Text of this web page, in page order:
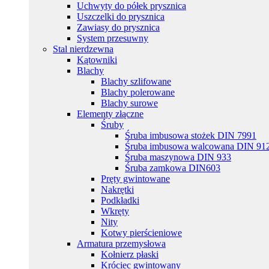
Uchwyty do półek prysznica
Uszczelki do prysznica
Zawiasy do prysznica
System przesuwny
Stal nierdzewna
Kątowniki
Blachy
Blachy szlifowane
Blachy polerowane
Blachy surowe
Elementy złączne
Śruby
Śruba imbusowa stożek DIN 7991
Śruba imbusowa walcowana DIN
Śruba maszynowa DIN 933
Śruba zamkowa DIN603
Pręty gwintowane
Nakrętki
Podkładki
Wkręty
Nity
Kotwy pierścieniowe
Armatura przemysłowa
Kołnierz płaski
Króciec gwintowany